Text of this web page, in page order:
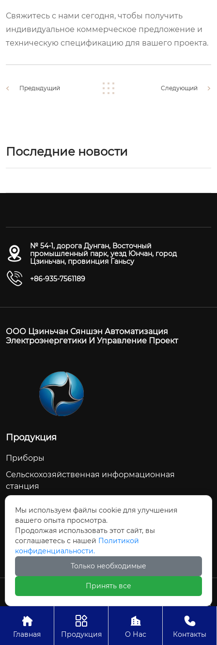
Свяжитесь с нами сегодня, чтобы получить
индивидуальное коммерческое предложение и
техническую спецификацию для вашего проекта.
Предыдущий Следующий
Последние новости
№ 54-1, дорога Дунган, Восточный
промышленный парк, уезд Юнчан, город
Цзиньчан, провинция Ганьсу
+86-935-7561189
ООО Цзиньчан Сяншэн Автоматизация
Электроэнергетики И Управление Проект
Продукция
Приборы
Сельскохозяйственная информационная
станция
Сельскохозяйственное водосберегающее
оборудование
Модуль дозирования управления
Авторское право©ООО Цзиньчан Сяншэн
Автоматизация Электроэнергетики И
Управление Проект

Главная

Продукция

О Нас

Контакты
Мы используем файлы cookie для улучшения
вашего опыта просмотра.
Продолжая использовать этот сайт, вы
соглашаетесь с нашей Политикой
конфиденциальности.
Только необходимые
Принять все